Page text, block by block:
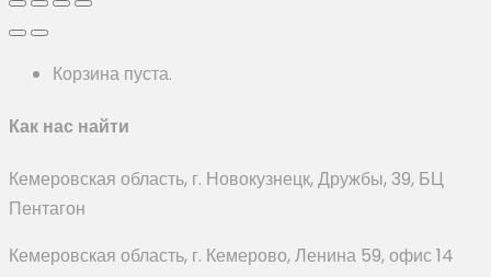
Корзина пуста.
Как нас найти
Кемеровская область, г. Новокузнецк, Дружбы, 39, БЦ
Пентагон
Кемеровская область, г. Кемерово, Ленина 59, офис 14